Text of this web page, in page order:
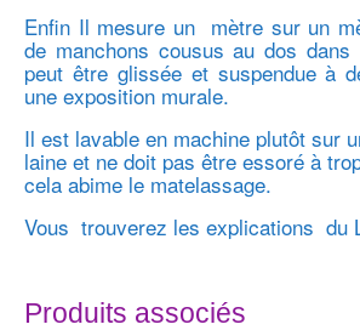
Enfin Il mesure un mètre sur un
de manchons cousus au dos
peut être glissée et suspendue à
une exposition murale.
Il est lavable en machine plutôt sur
laine et ne doit pas être essoré à
cela abime le matelassage.
Vous trouverez les explications du
Produits associés